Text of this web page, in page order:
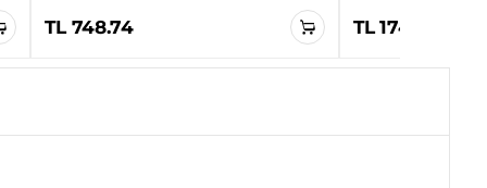
TL 748.74 TL 1749.24